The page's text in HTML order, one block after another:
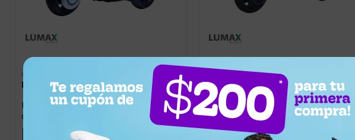
UYU 5.669
UYU
Moto futuro a batería infantil Lumax
Grande con luces y musica - Blanco
UYU4.769
5.299 10
Moto futuro a batería infantil Lumax con
musica y luces - Negro